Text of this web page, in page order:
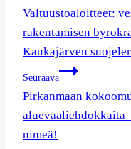
selaus
Valtuustoaloitteet:
rakentamisen
Kaukajärven
Seuraava
Pirkanmaan
aluevaaliehdokkaita
nimeä!